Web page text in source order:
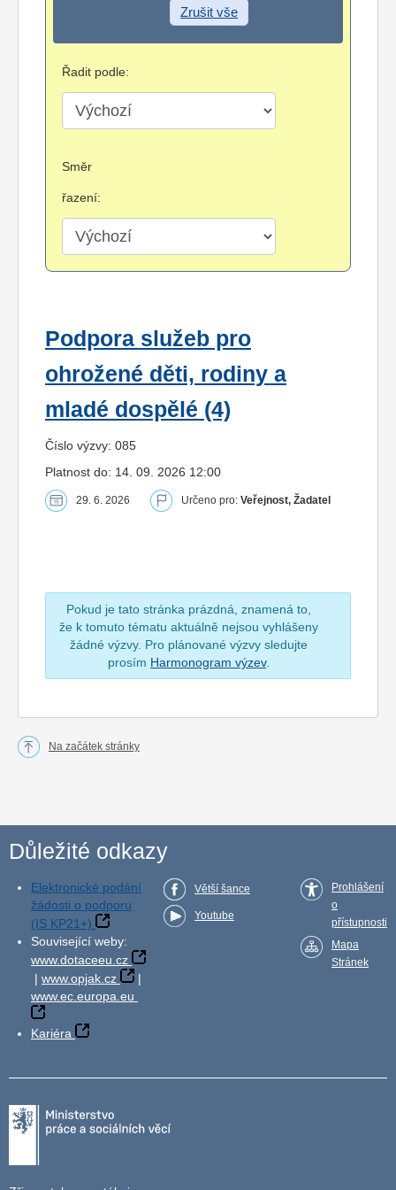
Zrušit vše
Řadit podle:
Směr
řazení:
Podpora služeb pro
ohrožené děti, rodiny a
mladé dospělé (4)
Číslo výzvy: 085
Platnost do: 14. 09. 2026 12:00
29. 6. 2026 Určeno pro: Veřejnost, Žadatel
Pokud je tato stránka prázdná, znamená to,
že k tomuto tématu aktuálně nejsou vyhlášeny
žádné výzvy. Pro plánované výzvy sledujte
prosím Harmonogram výzev.
Na začátek stránky
Důležité odkazy
Elektronické podání
žádosti o podporu
(IS KP21+)
Související weby:
www.dotaceeu.cz
| www.opjak.cz
|
www.ec.europa.eu
Kariéra
Větší šance
Youtube
Prohlášení
o
přístupnosti
Mapa
Stránek